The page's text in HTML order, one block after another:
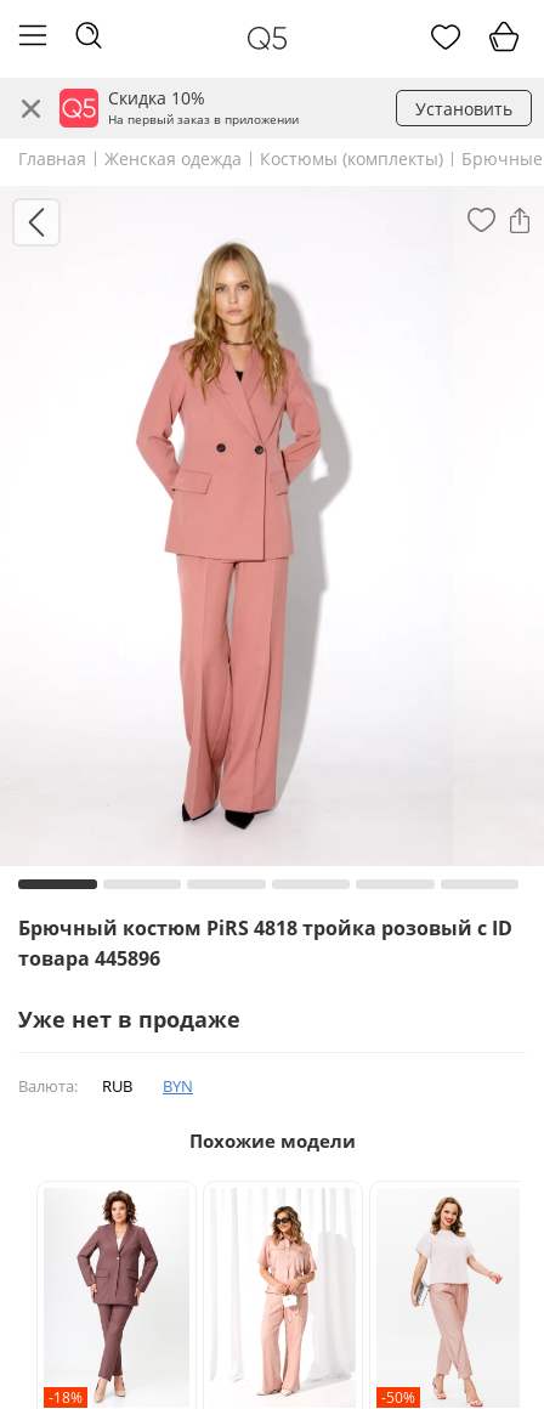
Скидка 10%
На первый заказ в приложении Установить
Главная Женская одежда Костюмы (комплекты)
Брючный костюм PiRS 4818 тройка розовый с ID
товара 445896
Уже нет в продаже
Валюта: RUB BYN
Похожие модели
-18% -50%